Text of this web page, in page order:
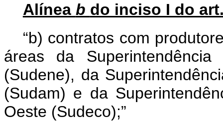
Alínea b do inciso I do
“b) contratos com
áreas da
(Sudene), da
(Sudam) e da
Oeste (Sudeco);”